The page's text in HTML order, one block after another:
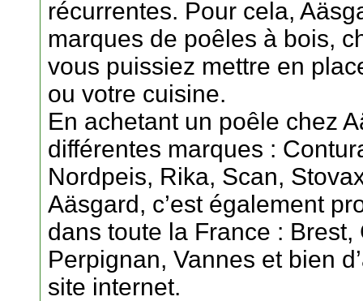
récurrentes. Pour cela,
marques de poêles à bois,
vous puissiez mettre en
ou votre cuisine.
En achetant un poêle chez
différentes marques :
Nordpeis, Rika, Scan,
Aäsgard, c’est également
dans toute la France :
Perpignan, Vannes et bien
site internet.